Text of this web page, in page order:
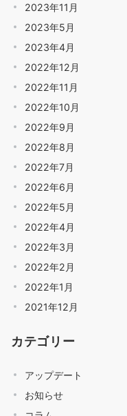
2023年11月
2023年5月
2023年4月
2022年12月
2022年11月
2022年10月
2022年9月
2022年8月
2022年7月
2022年6月
2022年5月
2022年4月
2022年3月
2022年2月
2022年1月
2021年12月
カテゴリー
アップデート
お知らせ